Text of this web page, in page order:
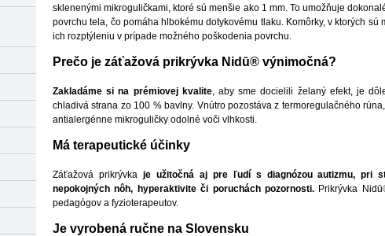
sklenenými mikroguličkami, ktoré sú menšie ako 1 mm. To umožňuje
povrchu tela, čo pomáha hlbokému dotykovému tlaku. Komôrky, v ktorých
ich rozptýleniu v prípade možného poškodenia povrchu.
Prečo je záťažová prikrývka Nidū® výnimočná?
Zakladáme si na prémiovej kvalite, aby sme docielili želaný efekt, je
chladivá strana zo 100 % bavlny. Vnútro pozostáva z termoregulačného
antialergénne mikroguličky odolné voči vlhkosti.
Má terapeutické účinky
Záťažová prikrývka je užitočná aj pre ľudí s diagnózou autizmu, pri
nepokojných nôh, hyperaktivite či poruchách pozornosti. Prikrývka
pedagógov a fyzioterapeutov.
Je vyrobená ručne na Slovensku